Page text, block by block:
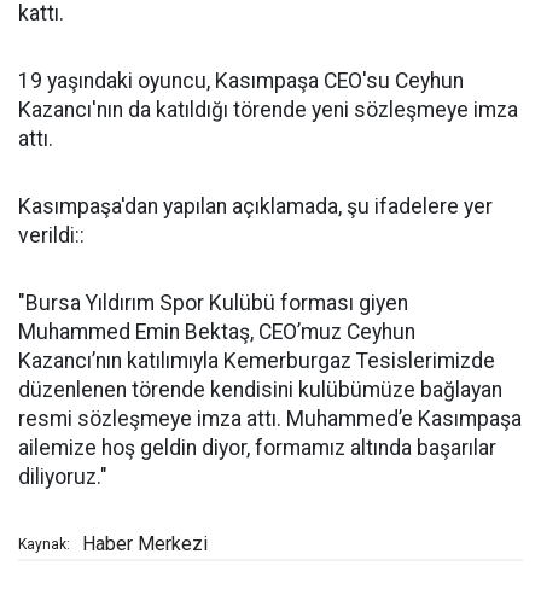
kattı.
19 yaşındaki oyuncu, Kasımpaşa CEO'su Ceyhun
Kazancı'nın da katıldığı törende yeni sözleşmeye imza
attı.
Kasımpaşa'dan yapılan açıklamada, şu ifadelere yer
verildi::
"Bursa Yıldırım Spor Kulübü forması giyen
Muhammed Emin Bektaş, CEO’muz Ceyhun
Kazancı’nın katılımıyla Kemerburgaz Tesislerimizde
düzenlenen törende kendisini kulübümüze bağlayan
resmi sözleşmeye imza attı. Muhammed’e Kasımpaşa
ailemize hoş geldin diyor, formamız altında başarılar
diliyoruz."
Kaynak: Haber Merkezi